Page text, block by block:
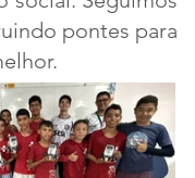
pontes para